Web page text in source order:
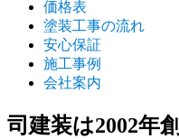
価格表
塗装工事の流れ
安心保証
施工事例
会社案内
司建装は2002年